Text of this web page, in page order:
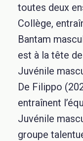
toutes deux
Collège,
Bantam
est à la tête
Juvénile
De Filippo
entraînent
Juvénile
groupe